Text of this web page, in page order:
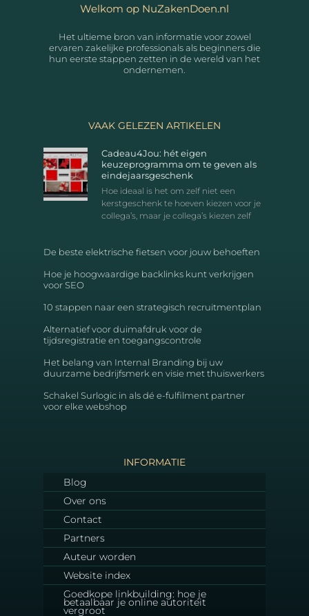
Welkom op NuZakenDoen.nl
Het ultieme bron van informatie voor zowel
ervaren zakelijke professionals als beginners die
hun eerste stappen zetten in de wereld van het
ondernemen.
VAAK GELEZEN ARTIKELEN
Cadeau4Jou: hét eigen
keuzeprogramma om te geven als
eindejaarsgeschenk
Hoe ideaal is het om zelf niet een
kerstgeschenk te hoeven kiezen voor je
collega’s, maar je collega’s kiezen zelf
De beste elektrische fietsen voor jouw behoeften
Hoe je hoogwaardige backlinks kunt verkrijgen
voor SEO
10 stappen naar een strategisch recruitmentplan
Alternatief voor duimafdruk voor de
tijdsregistratie en toegangscontrole
Het belang van Internal Branding bij uw
duurzame bedrijfsmerk en visie met thuiswerkers
Schakel Surlogic in als dé e-fulfilment partner
voor elke webshop
INFORMATIE
Blog
Over ons
Contact
Partners
Auteur worden
Website index
Goedkope linkbuilding: hoe je
betaalbaar je online autoriteit
vergroot